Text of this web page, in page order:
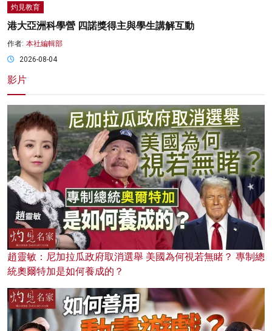
灼見教育
港大亞洲科學營 四諾獎得主與學生講解互動
作者: 本社編輯部
2026-08-04
影片
趙靈敏：尼加拉瓜政府取消選舉 美國為何視若無睹？ 專制總
統奧爾特加是如何養成的？